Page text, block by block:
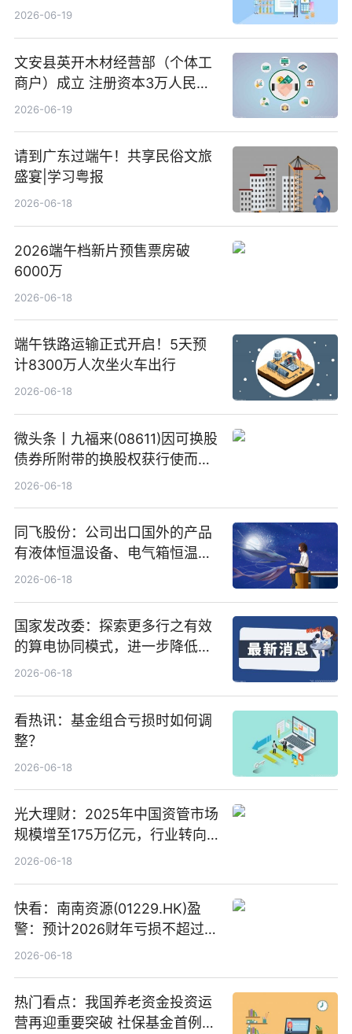
前沿热点
2026-06-19
文安县英开木材经营部（个体工
商户）成立 注册资本3万人民币
新要闻
2026-06-19
请到广东过端午！共享民俗文旅
盛宴|学习粤报
2026-06-18
2026端午档新片预售票房破
6000万
2026-06-18
端午铁路运输正式开启！5天预
计8300万人次坐火车出行
2026-06-18
微头条丨九福来(08611)因可换股
债券所附带的换股权获行使而发
行5200万股
2026-06-18
同飞股份：公司出口国外的产品
有液体恒温设备、电气箱恒温装
置、纯水冷却单元和特种换热器
2026-06-18
国家发改委：探索更多行之有效
的算电协同模式，进一步降低网
络传输时延_最资讯
2026-06-18
看热讯：基金组合亏损时如何调
整？
2026-06-18
光大理财：2025年中国资管市场
规模增至175万亿元，行业转向
“量质并重”
2026-06-18
快看：南南资源(01229.HK)盈
警：预计2026财年亏损不超过
1000万港元
2026-06-18
热门看点：我国养老资金投资运
营再迎重要突破 社保基金首例期